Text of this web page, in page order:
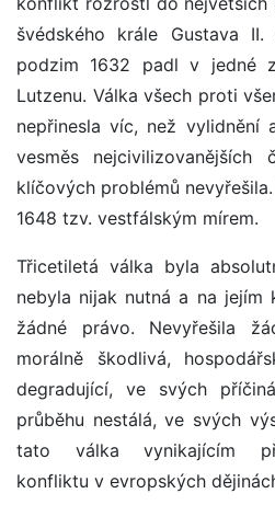
švédského krále Gustava
podzim 1632 padl v jedné
Lutzenu. Válka všech proti
nepřinesla víc, než vylidnění
vesměs
klíčových problémů
1648 tzv. vestfálským mírem.
Třicetiletá válka byla
nebyla nijak nutná a na jejím
žádné právo. Nevyřešila
morálně škodlivá,
degradující, ve svých
průběhu nestálá, ve svých
tato válka vynikajícím
konfliktu v evropských